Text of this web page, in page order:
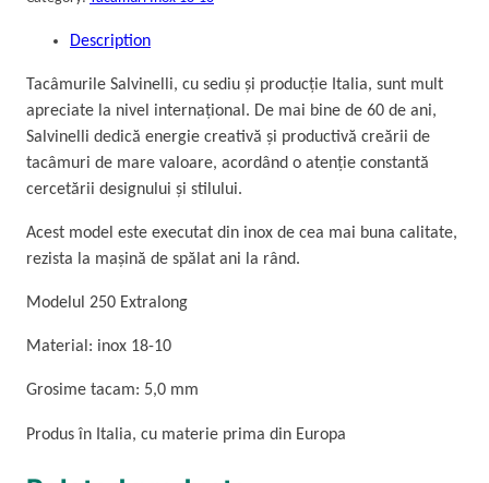
Description
Tacâmurile Salvinelli, cu sediu și producție Italia, sunt mult
apreciate la nivel internațional. De mai bine de 60 de ani,
Salvinelli dedică energie creativă și productivă creării de
tacâmuri de mare valoare, acordând o atenție constantă
cercetării designului și stilului.
Acest model este executat din inox de cea mai buna calitate,
rezista la mașină de spălat ani la rând.
Modelul 250 Extralong
Material: inox 18-10
Grosime tacam: 5,0 mm
Produs în Italia, cu materie prima din Europa